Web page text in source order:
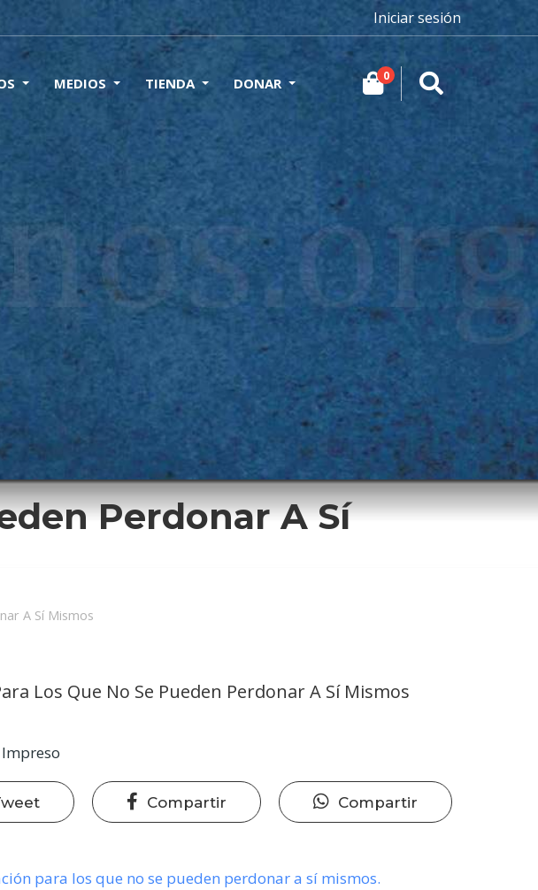
Iniciar sesión
MEDIOS TIENDA DONAR 0
Perdonar A Sí
A Sí Mismos
Los Que No Se Pueden Perdonar A Sí Mismos
Impreso
Compartir Compartir
para los que no se pueden perdonar a sí mismos.